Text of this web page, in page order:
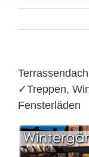
✓Treppen,
Fensterläden